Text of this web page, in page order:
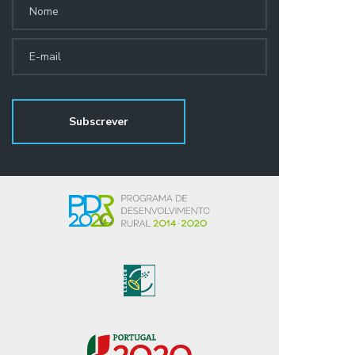
de Ponte de Lima
moldar a paisagem. Pretendemos
dinamizar o território, que tem alma
e que prima pela diferença com muita
equipamentos ligados aos caminhos
pedestres e BTT/Downhill, e
maior investimento efetuado neste
território, meio milhão de euros”
terá retorno para a economia local,
sendo esta uma estratégia de
edil. O presidente do Turismo Porto